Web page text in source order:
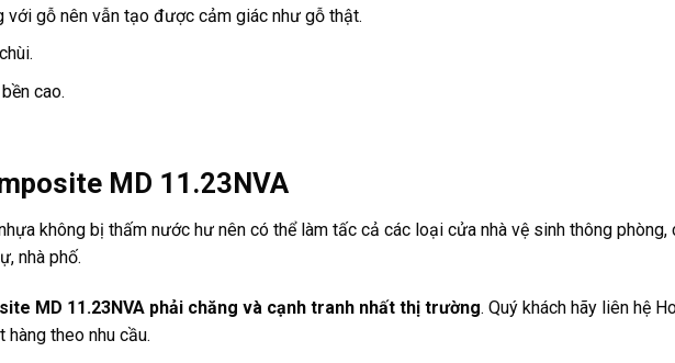
với gỗ nên vẫn tạo được cảm giác như gỗ thật.
cao.
MD 11.23NVA
không bị thấm nước hư nên có thể làm tấc cả các loại cửa nhà vệ sinh thông
nhà phố.
MD 11.23NVA phải chăng và cạnh tranh nhất thị trường. Quý khách hãy liên hệ
theo nhu cầu.